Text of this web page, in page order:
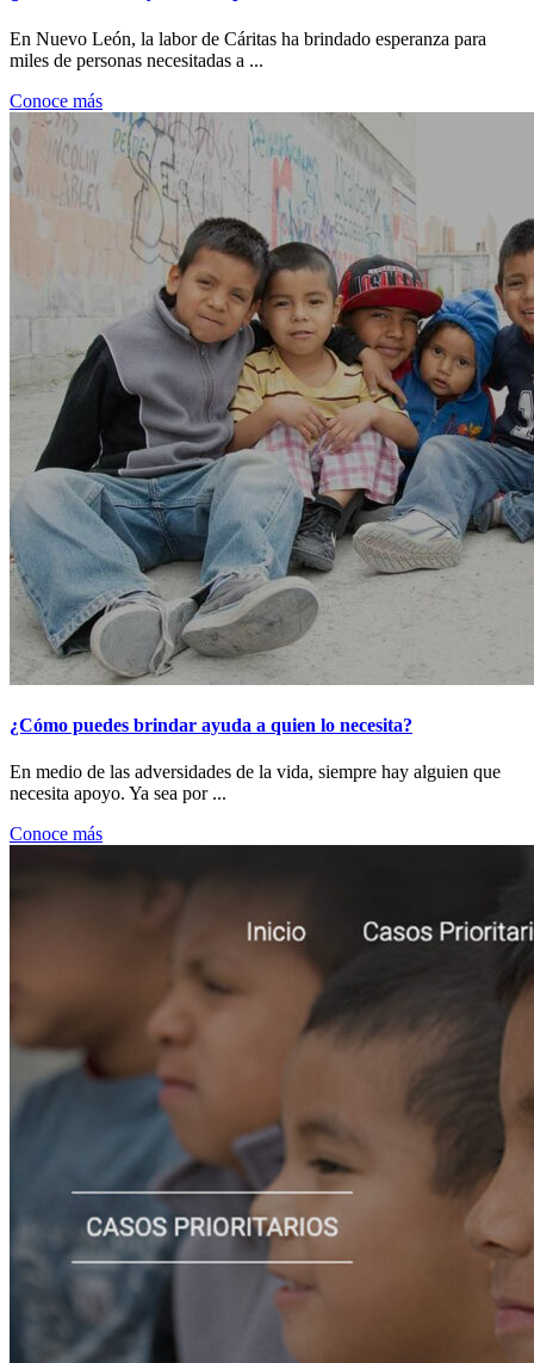
En Nuevo León, la labor de Cáritas ha brindado esperanza para
miles de personas necesitadas a ...
Conoce más
¿Cómo puedes brindar ayuda a quien lo necesita?
En medio de las adversidades de la vida, siempre hay alguien que
necesita apoyo. Ya sea por ...
Conoce más